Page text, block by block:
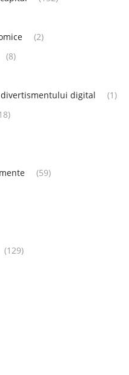
(2)
(8)
digital
(1)
(59)
(129)